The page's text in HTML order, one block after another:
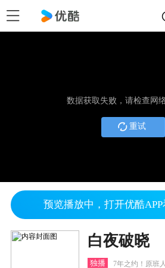
数据获取失败，请检查网
重试
预览播放中，打开优酷
白夜破晓
独播 7年之约！原班